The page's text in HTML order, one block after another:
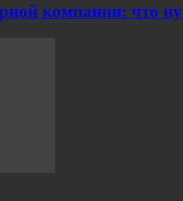
компании: что